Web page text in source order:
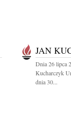
JAN
Dnia 26 lipca
Kucharczyk
dnia 30...